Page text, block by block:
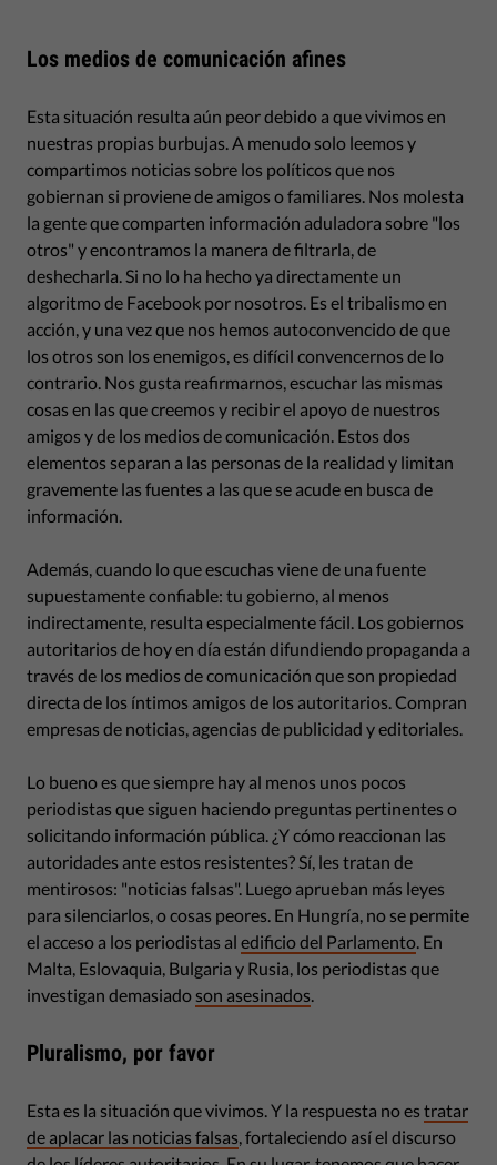
Los medios de comunicación afines
Esta situación resulta aún peor debido a que vivimos en
nuestras propias burbujas. A menudo solo leemos y
compartimos noticias sobre los políticos que nos
gobiernan si proviene de amigos o familiares. Nos molesta
la gente que comparten información aduladora sobre "los
otros" y encontramos la manera de filtrarla, de
deshecharla. Si no lo ha hecho ya directamente un
algoritmo de Facebook por nosotros. Es el tribalismo en
acción, y una vez que nos hemos autoconvencido de que
los otros son los enemigos, es difícil convencernos de lo
contrario. Nos gusta reafirmarnos, escuchar las mismas
cosas en las que creemos y recibir el apoyo de nuestros
amigos y de los medios de comunicación. Estos dos
elementos separan a las personas de la realidad y limitan
gravemente las fuentes a las que se acude en busca de
información.
Además, cuando lo que escuchas viene de una fuente
supuestamente confiable: tu gobierno, al menos
indirectamente, resulta especialmente fácil. Los gobiernos
autoritarios de hoy en día están difundiendo propaganda a
través de los medios de comunicación que son propiedad
directa de los íntimos amigos de los autoritarios. Compran
empresas de noticias, agencias de publicidad y editoriales.
Lo bueno es que siempre hay al menos unos pocos
periodistas que siguen haciendo preguntas pertinentes o
solicitando información pública. ¿Y cómo reaccionan las
autoridades ante estos resistentes? Sí, les tratan de
mentirosos: "noticias falsas". Luego aprueban más leyes
para silenciarlos, o cosas peores. En Hungría, no se permite
el acceso a los periodistas al edificio del Parlamento. En
Malta, Eslovaquia, Bulgaria y Rusia, los periodistas que
investigan demasiado son asesinados.
Pluralismo, por favor
Esta es la situación que vivimos. Y la respuesta no es tratar
de aplacar las noticias falsas, fortaleciendo así el discurso